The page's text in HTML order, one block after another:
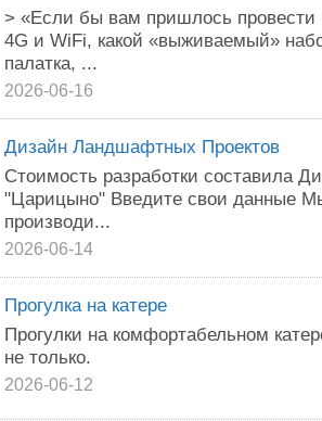
> «Если бы вам пришлось провести
4G и WiFi, какой «выживаемый»
палатка, ...
2026-06-16
Дизайн Ландшафтных Проектов
Стоимость разработки составила
"Царицыно" Введите свои данные
производи...
2026-06-14
Прогулка на катере
Прогулки на комфортабельном
не только.
2026-06-12